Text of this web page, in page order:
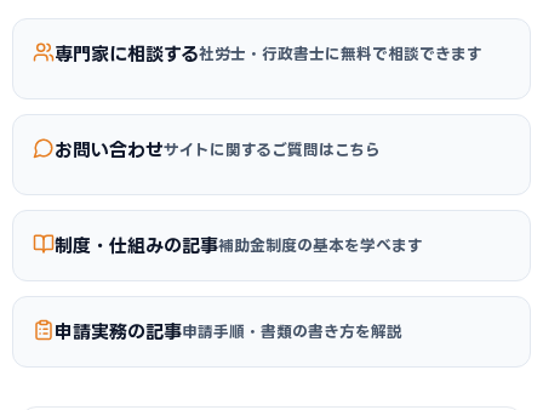
専門家に相談する社労士・行政書士に無料で相談できます
お問い合わせサイトに関するご質問はこちら
制度・仕組みの記事補助金制度の基本を学べます
申請実務の記事申請手順・書類の書き方を解説